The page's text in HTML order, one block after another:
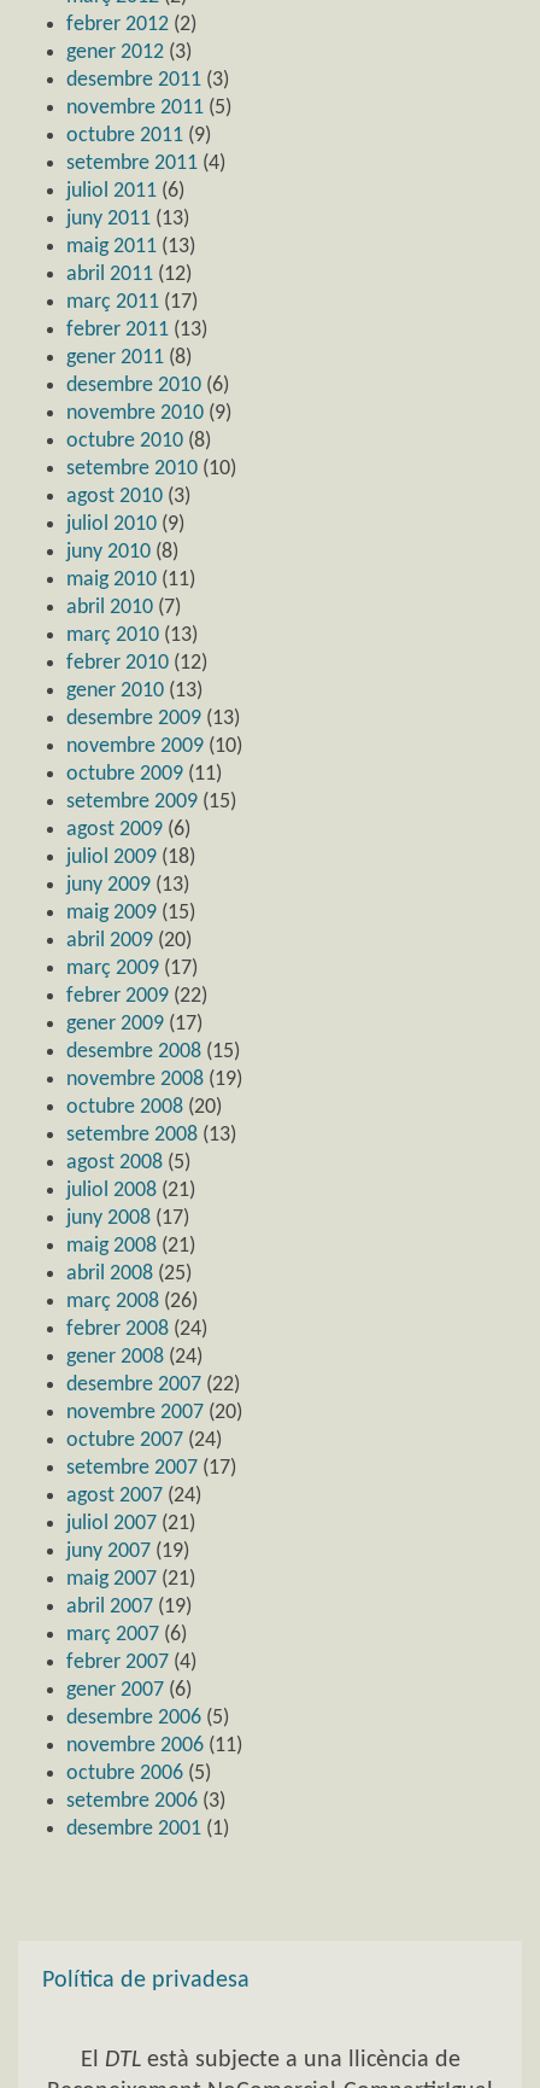
febrer 2012 (2)
gener 2012 (3)
desembre 2011 (3)
novembre 2011 (5)
octubre 2011 (9)
setembre 2011 (4)
juliol 2011 (6)
juny 2011 (13)
maig 2011 (13)
abril 2011 (12)
març 2011 (17)
febrer 2011 (13)
gener 2011 (8)
desembre 2010 (6)
novembre 2010 (9)
octubre 2010 (8)
setembre 2010 (10)
agost 2010 (3)
juliol 2010 (9)
juny 2010 (8)
maig 2010 (11)
abril 2010 (7)
març 2010 (13)
febrer 2010 (12)
gener 2010 (13)
desembre 2009 (13)
novembre 2009 (10)
octubre 2009 (11)
setembre 2009 (15)
agost 2009 (6)
juliol 2009 (18)
juny 2009 (13)
maig 2009 (15)
abril 2009 (20)
març 2009 (17)
febrer 2009 (22)
gener 2009 (17)
desembre 2008 (15)
novembre 2008 (19)
octubre 2008 (20)
setembre 2008 (13)
agost 2008 (5)
juliol 2008 (21)
juny 2008 (17)
maig 2008 (21)
abril 2008 (25)
març 2008 (26)
febrer 2008 (24)
gener 2008 (24)
desembre 2007 (22)
novembre 2007 (20)
octubre 2007 (24)
setembre 2007 (17)
agost 2007 (24)
juliol 2007 (21)
juny 2007 (19)
maig 2007 (21)
abril 2007 (19)
març 2007 (6)
febrer 2007 (4)
gener 2007 (6)
desembre 2006 (5)
novembre 2006 (11)
octubre 2006 (5)
setembre 2006 (3)
desembre 2001 (1)
Política de privadesa
El DTLestà subjecte a una llicència de